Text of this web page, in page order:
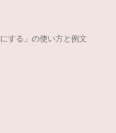
する」の使い方と例文